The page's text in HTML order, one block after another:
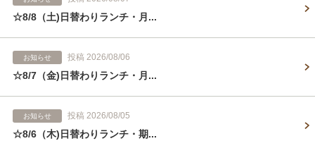
☆8/8（土)日替わりランチ・月...
お知らせ 投稿 2026/08/06
☆8/7（金)日替わりランチ・月...
お知らせ 投稿 2026/08/05
☆8/6（木)日替わりランチ・期...